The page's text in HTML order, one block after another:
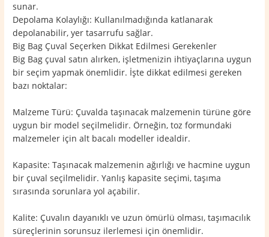
sunar.
Depolama Kolaylığı: Kullanılmadığında katlanarak
depolanabilir, yer tasarrufu sağlar.
Big Bag Çuval Seçerken Dikkat Edilmesi Gerekenler
Big Bag çuval satın alırken, işletmenizin ihtiyaçlarına uygun
bir seçim yapmak önemlidir. İşte dikkat edilmesi gereken
bazı noktalar:
Malzeme Türü: Çuvalda taşınacak malzemenin türüne göre
uygun bir model seçilmelidir. Örneğin, toz formundaki
malzemeler için alt bacalı modeller idealdir.
Kapasite: Taşınacak malzemenin ağırlığı ve hacmine uygun
bir çuval seçilmelidir. Yanlış kapasite seçimi, taşıma
sırasında sorunlara yol açabilir.
Kalite: Çuvalın dayanıklı ve uzun ömürlü olması, taşımacılık
süreçlerinin sorunsuz ilerlemesi için önemlidir.